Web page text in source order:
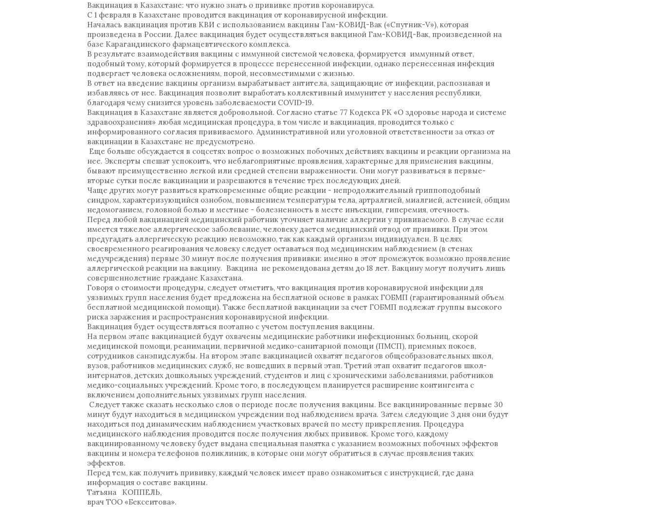
Вакцинация в Казахстане: что нужно знать о прививке против коронавируса.
С 1 февраля в Казахстане проводится вакцинация от коронавирусной инфекции.
Началась вакцинация против КВИ с использованием вакцины Гам-КОВИД-Вак («Спутник-V»), которая
произведена в России. Далее вакцинация будет осуществляться вакциной Гам-КОВИД-Вак, произведенной на
базе Карагандинского фармацевтического комплекса.
В результате взаимодействия вакцины с иммунной системой человека, формируется иммунный ответ,
подобный тому, который формируется в процессе перенесенной инфекции, однако перенесенная инфекция
подвергает человека осложнениям, порой, несовместимыми с жизнью.
В ответ на введение вакцины организм вырабатывает антитела, защищающие от инфекции, распознавая и
избавляясь от нее. Вакцинация позволит выработать коллективный иммунитет у населения республики,
благодаря чему снизится уровень заболеваемости COVID-19.
Вакцинация в Казахстане является добровольной. Согласно статье 77 Кодекса РК «О здоровье народа и системе
здравоохранения» любая медицинская процедура, в том числе и вакцинация, проводится только с
информированного согласия прививаемого. Административной или уголовной ответственности за отказ от
вакцинации в Казахстане не предусмотрено.
Еще больше обсуждается в соцсетях вопрос о возможных побочных действиях вакцины и реакции организма на
нее. Эксперты спешат успокоить, что неблагоприятные проявления, характерные для применения вакцины,
бывают преимущественно легкой или средней степени выраженности. Они могут развиваться в первые-
вторые сутки после вакцинации и разрешаются в течение трех последующих дней.
Чаще других могут развиться кратковременные общие реакции - непродолжительный гриппоподобный
синдром, характеризующийся ознобом, повышением температуры тела, артралгией, миалгией, астенией, общим
недомоганием, головной болью и местные - болезненность в месте инъекции, гиперемия, отечность.
Перед любой вакцинацией медицинский работник уточняет наличие аллергии у прививаемого. В случае если
имеется тяжелое аллергическое заболевание, человеку дается медицинский отвод от прививки. При этом
предугадать аллергическую реакцию невозможно, так как каждый организм индивидуален. В целях
своевременного реагирования человеку следует оставаться под медицинским наблюдением (в стенах
медучреждения) первые 30 минут после получения прививки: именно в этот промежуток возможно проявление
аллергической реакции на вакцину. Вакцина не рекомендована детям до 18 лет. Вакцину могут получить лишь
совершеннолетние граждане Казахстана.
Говоря о стоимости процедуры, следует отметить, что вакцинация против коронавирусной инфекции для
уязвимых групп населения будет предложена на бесплатной основе в рамках ГОБМП (гарантированный объем
бесплатной медицинской помощи). Также бесплатной вакцинации за счет ГОБМП подлежат группы высокого
риска заражения и распространения коронавирусной инфекции.
Вакцинация будет осуществляться поэтапно с учетом поступления вакцины.
На первом этапе вакцинацией будут охвачены медицинские работники инфекционных больниц, скорой
медицинской помощи, реанимации, первичной медико-санитарной помощи (ПМСП), приемных покоев,
сотрудников санэпидслужбы. На втором этапе вакцинацией охватят педагогов общеобразовательных школ,
вузов, работников медицинских служб, не вошедших в первый этап. Третий этап охватит педагогов школ-
интернатов, детских дошкольных учреждений, студентов и лиц с хроническими заболеваниями, работников
медико-социальных учреждений. Кроме того, в последующем планируется расширение контингента с
включением дополнительных уязвимых групп населения.
Следует также сказать несколько слов о периоде после получения вакцины. Все вакцинированные первые 30
минут будут находиться в медицинском учреждении под наблюдением врача. Затем следующие 3 дня они будут
находиться под динамическим наблюдением участковых врачей по месту прикрепления. Процедура
медицинского наблюдения проводится после получения любых прививок. Кроме того, каждому
вакцинированному человеку будет выдана специальная памятка с указанием возможных побочных эффектов
вакцины и номера телефонов поликлиник, в которые они могут обратиться в случае проявления таких
эффектов.
Перед тем, как получить прививку, каждый человек имеет право ознакомиться с инструкцией, где дана
информация о составе вакцины.
Татьяна КОППЕЛЬ,
врач ТОО «Бексеитова».